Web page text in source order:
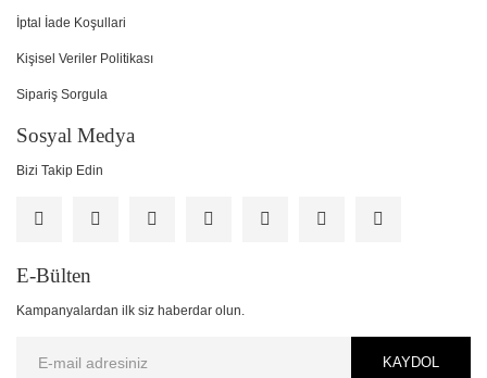
İptal İade Koşullari
Kişisel Veriler Politikası
Sipariş Sorgula
Sosyal Medya
Bizi Takip Edin
E-Bülten
Kampanyalardan ilk siz haberdar olun.
KAYDOL